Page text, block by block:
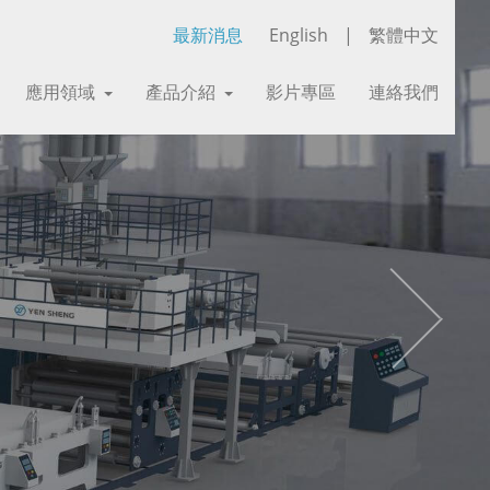
最新消息 English | 繁體中文
應用領域 產品介紹 影片專區 連絡我們